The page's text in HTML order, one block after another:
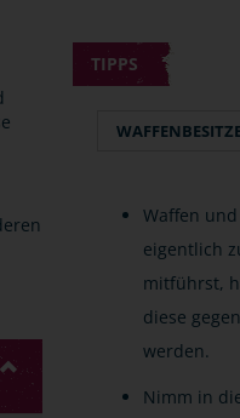
TIPPS
Waffen
eigentlich
mitführst,
diese
werden.
Nimm in